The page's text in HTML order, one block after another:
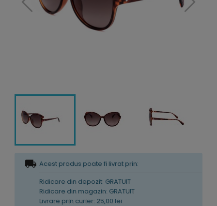
Acest produs poate fi livrat prin:
Ridicare din depozit: GRATUIT
Ridicare din magazin: GRATUIT
Livrare prin curier: 25,00 lei